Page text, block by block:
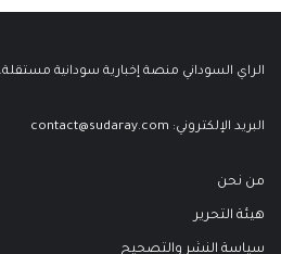
الراي السوداني منصة إخبارية سودانية مستقلة،
البريد الإلكتروني: contact@sudaray.com
من نحن
هيئة التحرير
سياسة النشر والتصحيح